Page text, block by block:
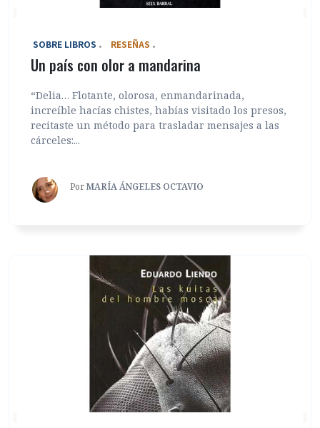
‎ SOBRE LIBROS RESEÑAS
Un país con olor a mandarina
“Delia… Flotante, olorosa, enmandarinada,
increíble hacías chistes, habías visitado los presos,
recitaste un método para trasladar mensajes a las
cárceles:...
PorMARÍA ÁNGELES OCTAVIO